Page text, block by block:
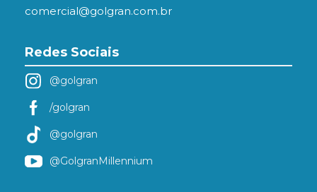
comercial@golgran.com.br
Redes Sociais
@golgran
/golgran
@golgran
@GolgranMillennium